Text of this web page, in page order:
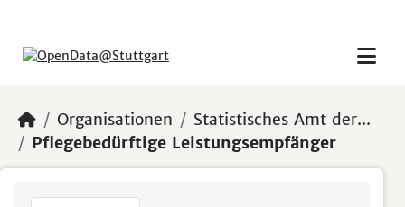
Organisationen
Statistisches Amt der...
Pflegebedürftige Leistungsempfänger